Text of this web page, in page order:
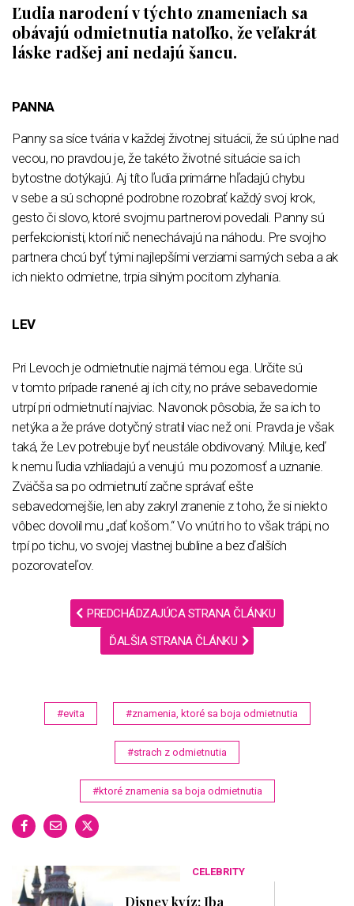
Ľudia narodení v týchto znameniach sa
obávajú odmietnutia natoľko, že veľakrát
láske radšej ani nedajú šancu.
PANNA
Panny sa síce tvária v každej životnej situácii, že sú úplne nad
vecou, no pravdou je, že takéto životné situácie sa ich
bytostne dotýkajú. Aj títo ľudia primárne hľadajú chybu
v sebe a sú schopné podrobne rozobrať každý svoj krok,
gesto či slovo, ktoré svojmu partnerovi povedali. Panny sú
perfekcionisti, ktorí nič nenechávajú na náhodu. Pre svojho
partnera chcú byť tými najlepšími verziami samých seba a ak
ich niekto odmietne, trpia silným pocitom zlyhania.
LEV
Pri Levoch je odmietnutie najmä témou ega. Určite sú
v tomto prípade ranené aj ich city, no práve sebavedomie
utrpí pri odmietnutí najviac. Navonok pôsobia, že sa ich to
netýka a že práve dotyčný stratil viac než oni. Pravda je však
taká, že Lev potrebuje byť neustále obdivovaný. Miluje, keď
k nemu ľudia vzhliadajú a venujú mu pozornosť a uznanie.
Zväčša sa po odmietnutí začne správať ešte
sebavedomejšie, len aby zakryl zranenie z toho, že si niekto
vôbec dovolil mu „dať košom.“ Vo vnútri ho to však trápi, no
trpí po tichu, vo svojej vlastnej bubline a bez ďalších
pozorovateľov.
PREDCHÁDZAJÚCA STRANA ČLÁNKU
ĎALŠIA STRANA ČLÁNKU
#evita #znamenia, ktoré sa boja odmietnutia
#strach z odmietnutia
#ktoré znamenia sa boja odmietnutia
CELEBRITY
Disney kvíz: Iba